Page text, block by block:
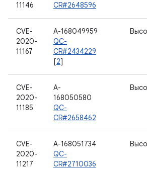
11146
CR#2648596
CVE-
2020-
11167
A-168049959
QC-
CR#2434229
[2]
CVE-
2020-
11185
A-
168050580
QC-
CR#2658462
CVE-
2020-
11217
A-168051734
QC-
CR#2710036